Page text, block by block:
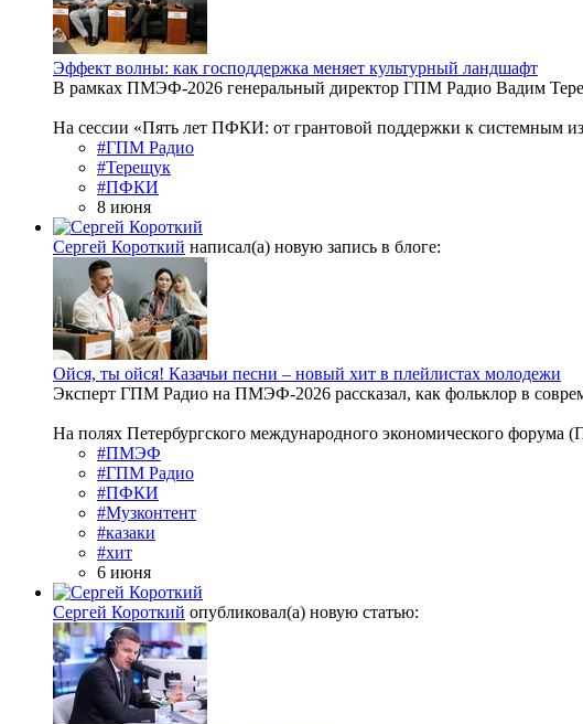
Эффект волны: как господдержка меняет культурный ландшафт
В рамках ПМЭФ-2026 генеральный директор ГПМ Радио Вадим
На сессии «Пять лет ПФКИ: от грантовой поддержки к системным
#ГПМ Радио
#Терещук
#ПФКИ
8 июня
Сергей Короткий написал(а) новую запись в блоге:
Ойся, ты ойся! Казачьи песни – новый хит в плейлистах молодежи
Эксперт ГПМ Радио на ПМЭФ‑2026 рассказал, как фольклор в
На полях Петербургского международного экономического
#ПМЭФ
#ГПМ Радио
#ПФКИ
#Музконтент
#казаки
#хит
6 июня
Сергей Короткий опубликовал(а) новую статью: